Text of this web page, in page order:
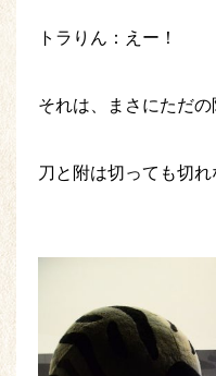
トラりん：えー！
それは、まさにただの
刀と附は切っても切れ